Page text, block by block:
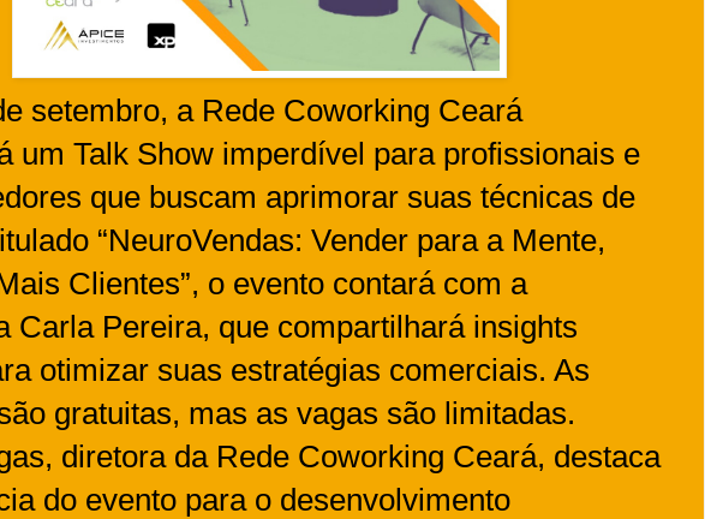
setembro, a Rede Coworking Ceará
um Talk Show imperdível para profissionais e
que buscam aprimorar suas técnicas de
“NeuroVendas: Vender para a Mente,
Clientes”, o evento contará com a
Carla Pereira, que compartilhará insights
otimizar suas estratégias comerciais. As
gratuitas, mas as vagas são limitadas.
diretora da Rede Coworking Ceará, destaca
do evento para o desenvolvimento